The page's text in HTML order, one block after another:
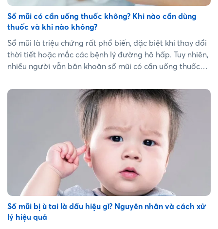
Sổ mũi có cần uống thuốc không? Khi nào cần dùng
thuốc và khi nào không?
Sổ mũi là triệu chứng rất phổ biến, đặc biệt khi thay đổi
thời tiết hoặc mắc các bệnh lý đường hô hấp. Tuy nhiên,
nhiều người vẫn băn khoăn sổ mũi có cần uống thuốc
dùng thuốc hay không phụ thuộc vào nguyên nhân gây
sổ mũi và mức độ triệu chứng. Hiểu rõ từng trường hợp
sẽ giúp bạn xử lý đúng cách và tránh lạm dụng thuốc
Sổ mũi bị ù tai là dấu hiệu gì? Nguyên nhân và cách xử
lý hiệu quả